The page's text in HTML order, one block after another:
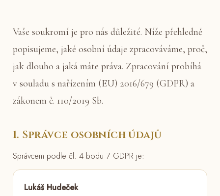
Vaše soukromí je pro nás důležité. Níže přehledně
popisujeme, jaké osobní údaje zpracováváme, proč,
jak dlouho a jaká máte práva. Zpracování probíhá
v souladu s nařízením (EU) 2016/679 (GDPR) a
zákonem č. 110/2019 Sb.
1. Správce osobních údajů
Správcem podle čl. 4 bodu 7 GDPR je:
Lukáš Hudeček